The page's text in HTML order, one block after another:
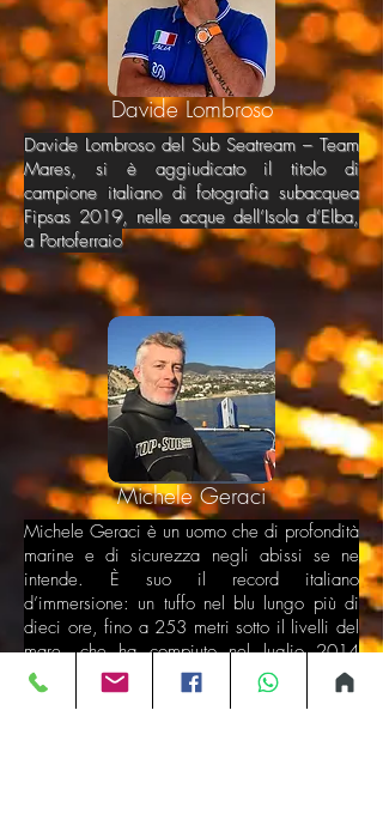
Davide Lombroso
Davide Lombroso del Sub Seatream – Team
Mares, si è aggiudicato il titolo di
campione italiano di fotografia subacquea
Fipsas 2019, nelle acque dell’Isola d’Elba,
a Portoferraio
Michele Geraci
Michele Geraci è un uomo che di profondità
marine e di sicurezza negli abissi se ne
intende. È suo il record italiano
d’immersione: un tuffo nel blu lungo più di
dieci ore, fino a 253 metri sotto il livelli del
mare, che ha compiuto nel luglio 2014
nelle acque al largo di Capo Sant’Ampeglio